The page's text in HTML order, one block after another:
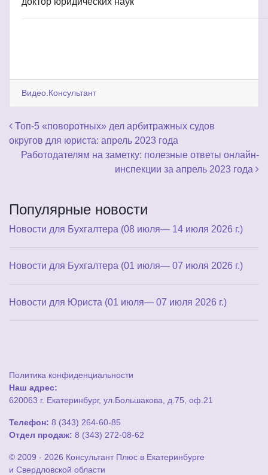
Видео.Консультант
Навигация по записям
Топ-5 «поворотных» дел арбитражных судов
округов для юриста: апрель 2023 года
Работодателям на заметку: полезные ответы онлайн-
инспекции за апрель 2023 года
Популярные новости
Новости для Бухгалтера (08 июля— 14 июля 2026 г.)
Новости для Бухгалтера (01 июля— 07 июля 2026 г.)
Новости для Юриста (01 июля— 07 июля 2026 г.)
Политика конфиденциальности
Наш адрес:
620063 г. Екатеринбург, ул.Большакова, д.75, оф.21
Телефон: 8 (343) 264-60-85
Отдел продаж: 8 (343) 272-08-62
© 2009 - 2026 Консультант Плюс в Екатеринбурге
и Свердловской области